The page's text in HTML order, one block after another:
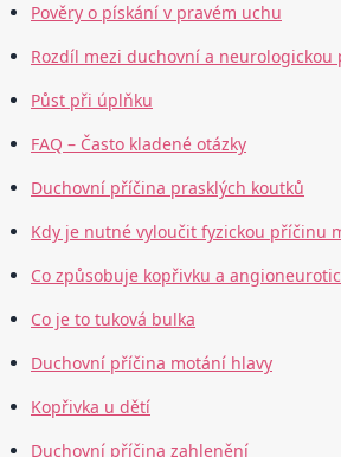
Pověry o pískání v pravém uchu
Rozdíl mezi duchovní a neurologickou
Půst při úplňku
FAQ – Často kladené otázky
Duchovní příčina prasklých koutků
Kdy je nutné vyloučit fyzickou příčinu
Co způsobuje kopřivku a
Co je to tuková bulka
Duchovní příčina motání hlavy
Kopřivka u dětí
Duchovní příčina zahlenění